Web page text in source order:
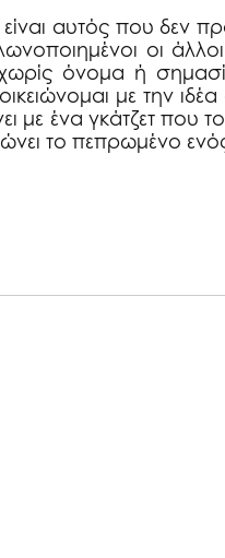
αυτός που δεν
οι
όνομα ή
με την
με ένα γκάτζετ που
το πεπρωμένο